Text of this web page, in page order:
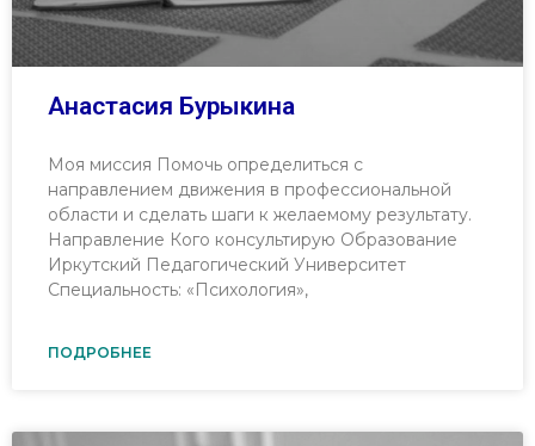
Анастасия Бурыкина
Моя миссия Помочь определиться с
направлением движения в профессиональной
области и сделать шаги к желаемому результату.
Направление Кого консультирую Образование
Иркутский Педагогический Университет
Специальность: «Психология»,
ПОДРОБНЕЕ